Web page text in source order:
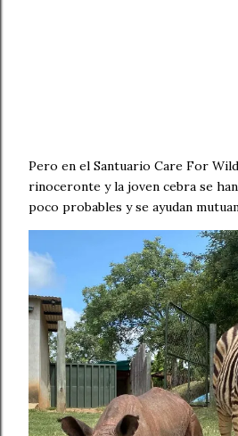
Pero en el Santuario Care For
rinoceronte y la joven cebra se
poco probables y se ayudan